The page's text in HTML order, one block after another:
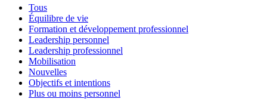
Tous
Équilibre de vie
Formation et développement professionnel
Leadership personnel
Leadership professionnel
Mobilisation
Nouvelles
Objectifs et intentions
Plus ou moins personnel